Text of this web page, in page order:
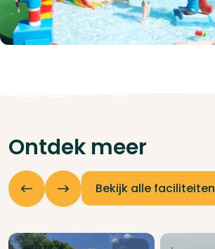
Ontdek meer
Bekijk alle faciliteiten